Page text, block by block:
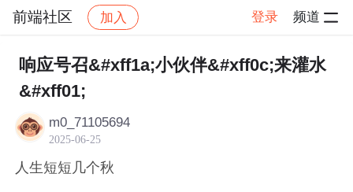
前端社区 加入 登录 频道
社区 前端社区 感慨 帖子详情
响应号召&#xff1a;小伙伴&#xff0c;来灌水
&#xff01;
m0_71105694
2025-06-25
人生短短几个秋